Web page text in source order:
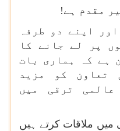
مقدم ہے!
اپنے دو طرفہ
پر لے جانے کا
ہے کہ ہماری بات
تعاون کو مزید
ترقی میں
میں ملاقات کرتے ہیں